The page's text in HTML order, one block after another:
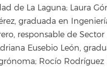
de La Laguna; Laura
graduada en
responsable de
Eusebio León,
Rocío